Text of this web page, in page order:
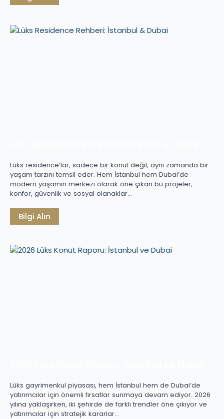
Lüks residence’lar, sadece bir konut değil, aynı zamanda bir
yaşam tarzını temsil eder. Hem İstanbul hem Dubai’de
modern yaşamın merkezi olarak öne çıkan bu projeler,
konfor, güvenlik ve sosyal olanaklar…
Bilgi Alın
Lüks gayrimenkul piyasası, hem İstanbul hem de Dubai’de
yatırımcılar için önemli fırsatlar sunmaya devam ediyor. 2026
yılına yaklaşırken, iki şehirde de farklı trendler öne çıkıyor ve
yatırımcılar için stratejik kararlar…